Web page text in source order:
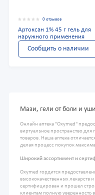
0 отзывов
Артоксан 1% 45 г гель для
наружного применения
Сообщить о наличии
Мази, гели от боли и
Онлайн аптека "Oxymed"
виртуальное пространство
товаров. Наша аптека
делая процесс покупок
Широкий ассортимент и
Oxymed гордится
высококачественных лекарств
сертифицирован и прошел
клиентам полную уверенность